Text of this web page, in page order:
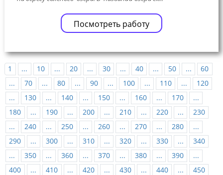
Посмотреть работу
1 ... 10 ... 20 ... 30 ... 40 ... 50 ...
60
...
70 ... 80 ... 90 ... 100 ... 110 ...
120
...
130 ... 140 ... 150 ... 160 ... 170
...
180
... 190 ... 200 ... 210 ... 220 ...
230
...
240 ... 250 ... 260 ... 270 ... 280
...
290
... 300 ... 310 ... 320 ... 330 ...
340
...
350 ... 360 ... 370 ... 380 ... 390
...
400
... 410 ... 420 ... 430 ... 440 ...
450